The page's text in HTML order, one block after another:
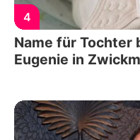
4
Name für Tochter
Eugenie in